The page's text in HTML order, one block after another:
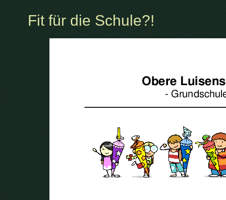
Fit für die Schule?!